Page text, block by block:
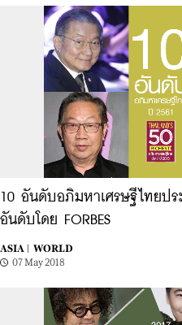
10 อันดับอภิมหาเศรษฐีไทยป
อันดับโดย FORBES
ASIA |
WORLD
07 May 2018